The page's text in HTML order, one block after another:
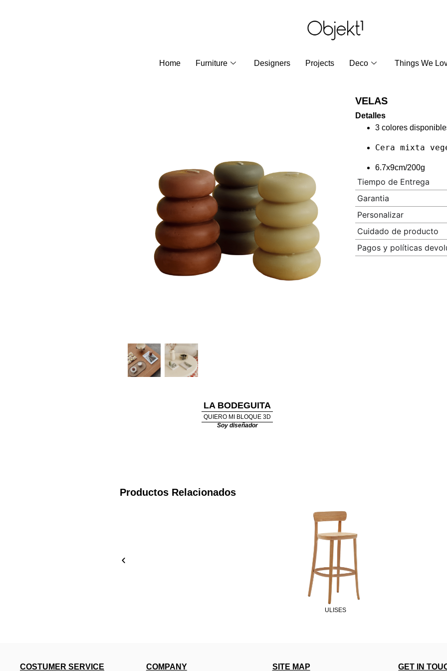
Home Furniture Designers Projects Deco Things We
LA BODEGUITA
QUIERO MI BLOQUE 3D
Soy diseñador
VELAS
Detalles
3 colores
Cera mixta
6.7x9cm/200g
Tiempo de Entrega
Garantia
Personalizar
Cuidado de producto
Pagos y políticas
Productos Relacionados
ULISES
COSTUMER SERVICE COMPANY SITE MAP GET IN